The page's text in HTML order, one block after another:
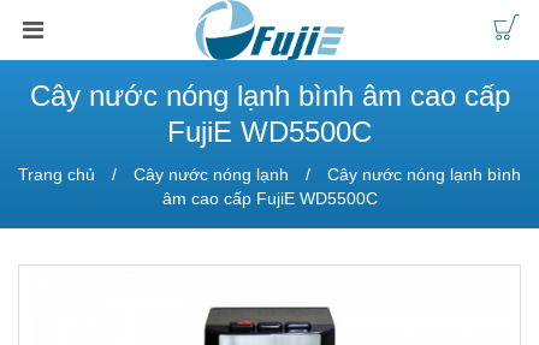
Cây nước nóng lạnh bình âm cao cấp
FujiE WD5500C
Trang chủ Cây nước nóng lạnh
Cây nước nóng lạnh bình
âm cao cấp FujiE WD5500C